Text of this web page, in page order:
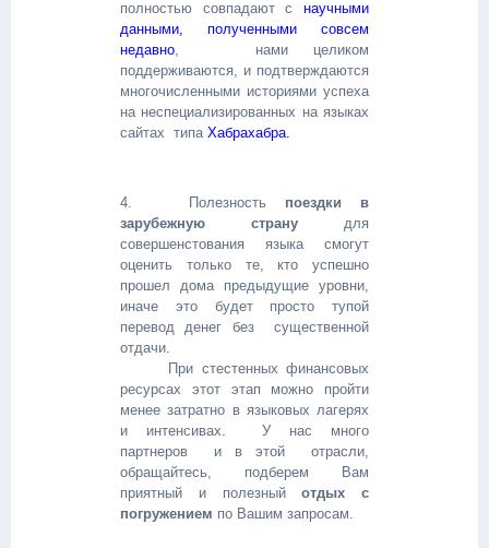
полностью совпадают с научными
данными, полученными совсем
недавно, нами целиком
поддерживаются, и подтверждаются
многочисленными историями успеха
на неспециализированных на языках
сайтах типа Хабрахабра.
4. Полезность поездки в
зарубежную страну для
совершенстования языка смогут
оценить только те, кто успешно
прошел дома предыдущие уровни,
иначе это будет просто тупой
перевод денег без существенной
отдачи.
При стестенных финансовых
ресурсах этот этап можно пройти
менее затратно в языковых лагерях
и интенсивах. У нас много
партнеров и в этой отрасли,
обращайтесь, подберем Вам
приятный и полезныйотдых с
погружением по Вашим запросам.